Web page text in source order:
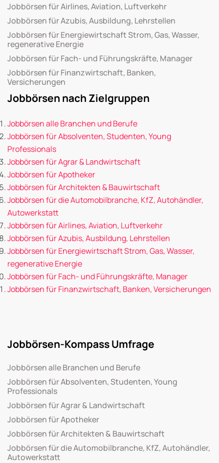
Jobbörsen für Airlines, Aviation, Luftverkehr
Jobbörsen für Azubis, Ausbildung, Lehrstellen
Jobbörsen für Energiewirtschaft Strom, Gas, Wasser,
regenerative Energie
Jobbörsen für Fach- und Führungskräfte, Manager
Jobbörsen für Finanzwirtschaft, Banken,
Versicherungen
Jobbörsen nach Zielgruppen
Jobbörsen alle Branchen und Berufe
Jobbörsen für Absolventen, Studenten, Young
Professionals
Jobbörsen für Agrar & Landwirtschaft
Jobbörsen für Apotheker
Jobbörsen für Architekten & Bauwirtschaft
Jobbörsen für die Automobilbranche, KfZ, Autohändler,
Autowerkstatt
Jobbörsen für Airlines, Aviation, Luftverkehr
Jobbörsen für Azubis, Ausbildung, Lehrstellen
Jobbörsen für Energiewirtschaft Strom, Gas, Wasser,
regenerative Energie
Jobbörsen für Fach- und Führungskräfte, Manager
Jobbörsen für Finanzwirtschaft, Banken, Versicherungen
Jobbörsen-Kompass Umfrage
Jobbörsen alle Branchen und Berufe
Jobbörsen für Absolventen, Studenten, Young
Professionals
Jobbörsen für Agrar & Landwirtschaft
Jobbörsen für Apotheker
Jobbörsen für Architekten & Bauwirtschaft
Jobbörsen für die Automobilbranche, KfZ, Autohändler,
Autowerkstatt